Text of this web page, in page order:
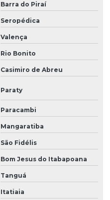
Barra do Piraí
Seropédica
Valença
Rio Bonito
Casimiro de Abreu
Paraty
Paracambi
Mangaratiba
São Fidélis
Bom Jesus do Itabapoana
Tanguá
Itatiaia